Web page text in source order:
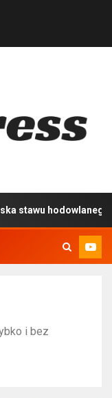
i bez